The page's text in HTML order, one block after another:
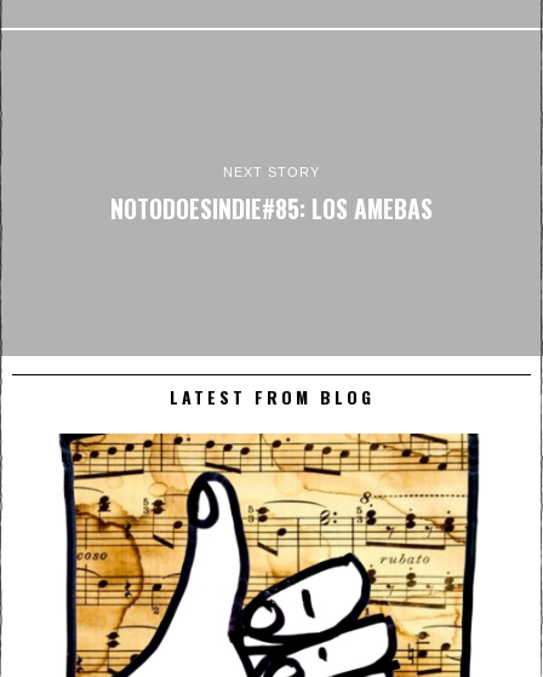
NEXT STORY
NOTODOESINDIE#85: LOS AMEBAS
LATEST FROM BLOG